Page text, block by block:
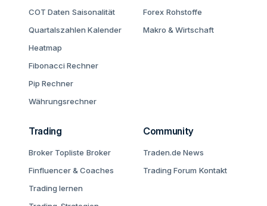
COT Daten Saisonalität
Quartalszahlen Kalender
Heatmap
Fibonacci Rechner
Pip Rechner
Währungsrechner
Forex Rohstoffe
Makro & Wirtschaft
Trading
Broker Topliste Broker
Finfluencer & Coaches
Trading lernen
Community
Traden.de News
Trading Forum Kontakt